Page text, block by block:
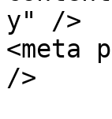
y" />
<meta
/>